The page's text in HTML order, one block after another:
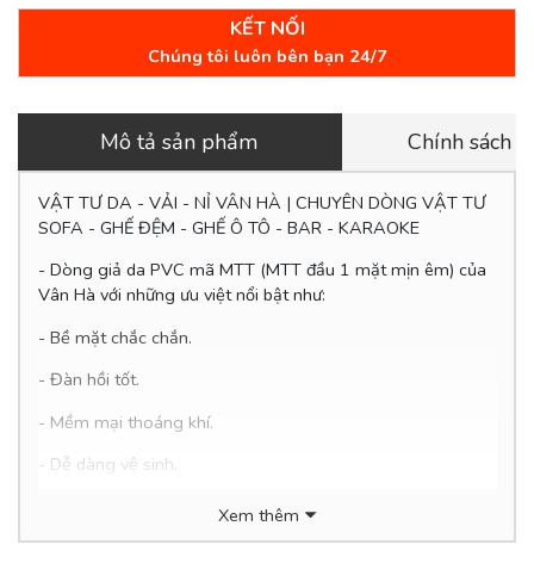
KẾT NỐI
Chúng tôi luôn bên bạn 24/7
Mô tả sản phẩm Chính sách
VẬT TƯ DA - VẢI - NỈ VÂN HÀ | CHUYÊN DÒNG VẬT TƯ
SOFA - GHẾ ĐỆM - GHẾ Ô TÔ - BAR - KARAOKE
- Dòng giả da PVC mã MTT (MTT đầu 1 mặt mịn êm) của
Vân Hà với những ưu việt nổi bật như:
- Bề mặt chắc chắn.
- Đàn hồi tốt.
- Mềm mại thoáng khí.
- Dễ dàng vệ sinh.
- Thân thiện với môi trường.
- Giá siêu hợp lý chỉ 9x.000đ/mét
Xem thêm